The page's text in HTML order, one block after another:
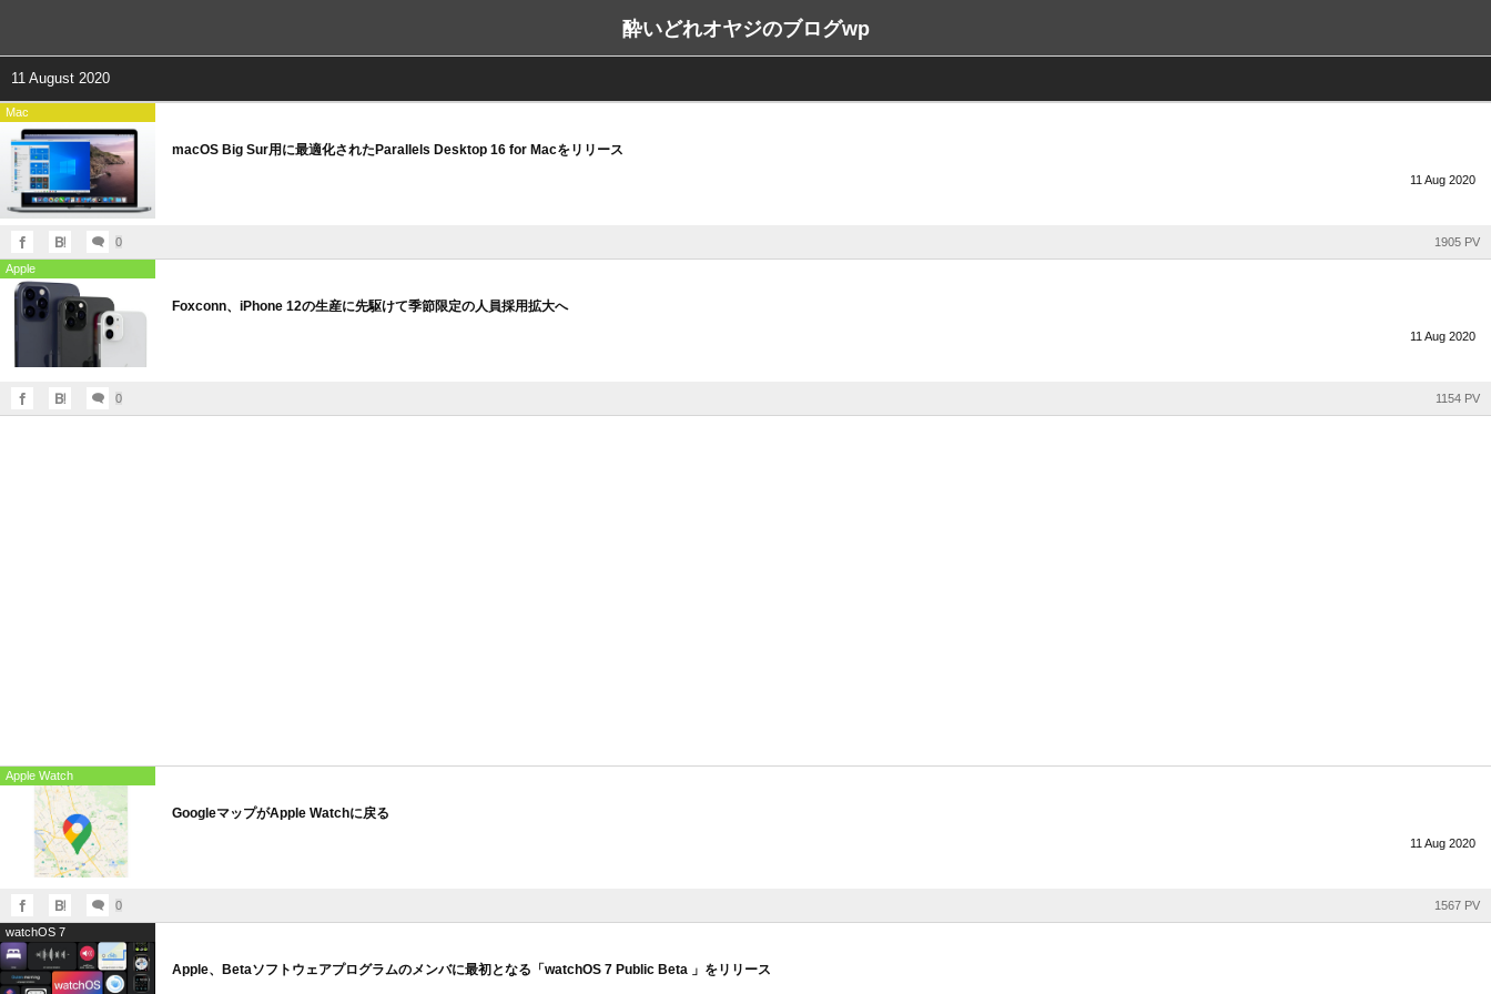
酔いどれオヤジのブログwp
11 August 2020
Mac
macOS Big Sur用に最適化されたParallels Desktop 16 for Macをリリース
11 Aug 2020
0
1905 PV
Apple
Foxconn、iPhone 12の生産に先駆けて季節限定の人員採用拡大へ
11 Aug 2020
0 1154 PV
Apple Watch
GoogleマップがApple Watchに戻る
11 Aug 2020
0
1567 PV
watchOS 7
Apple、Betaソフトウェアプログラムのメンバに最初となる「watchOS 7 Public Beta 」をリリース